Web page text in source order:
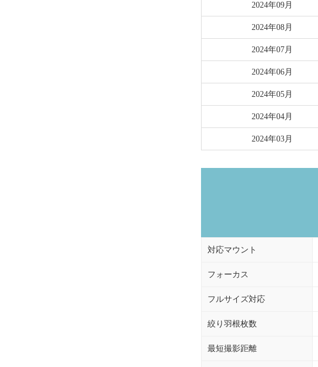
2024年09月
2024年08月
2024年07月
2024年06月
2024年05月
2024年04月
2024年03月
対応マウント
フォーカス
フルサイズ対応
絞り羽根枚数
最短撮影距離